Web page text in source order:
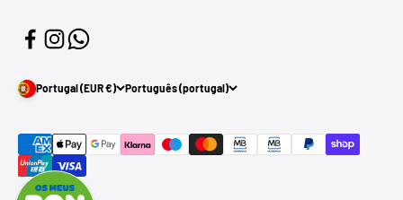
Portugal (EUR €) Português (portugal)